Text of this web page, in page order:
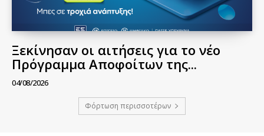
Ξεκίνησαν οι αιτήσεις για το νέο
Πρόγραμμα Αποφοίτων της...
04/08/2026
Φόρτωση περισσοτέρων